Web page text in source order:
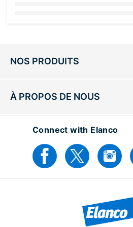
NOS PRODUITS
À PROPOS DE NOUS
Connect with Elanco